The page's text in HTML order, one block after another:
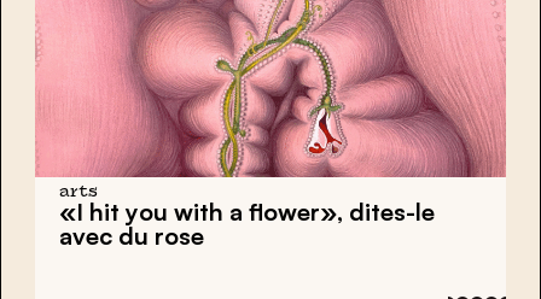
arts
«I hit you with a flower», dites-le
avec du rose